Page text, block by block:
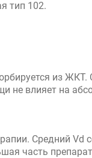
тип 102.
из ЖКТ.
не влияет на
Средний
часть